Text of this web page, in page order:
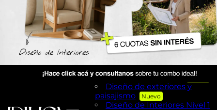
Carrera en Interiorismo UTN
Carrera de Organización y
Decoración de Eventos UTN
Cursos
AutoCAD en Diseño de
exteriores y Paisajismo
Diseño de exteriores y
paisajismo
Diseño de Interiores Nivel 1